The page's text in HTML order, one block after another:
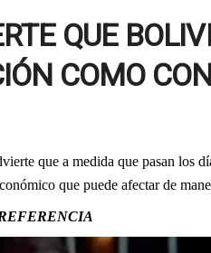
QUE
COMO
que a medida que pasan los
que puede afectar de